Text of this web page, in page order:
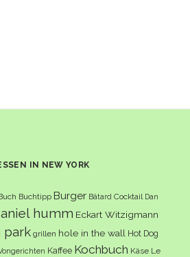
IN NEW YORK
Buchtipp Burger Bâtard Cocktail Dan
humm Eckart Witzigmann
park grillen hole in the wall Hot Dog
Kaffee Kochbuch Käse Le